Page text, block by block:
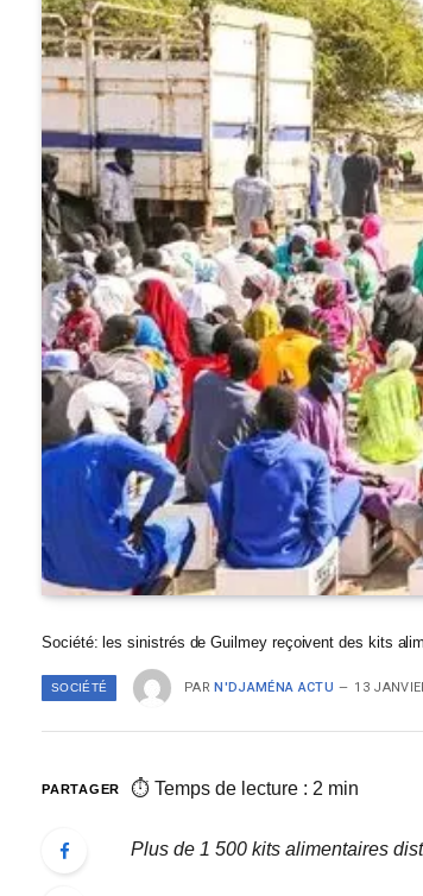
Société: les sinistrés de Guilmey reçoivent des kits
SOCIÉTÉ PAR N'DJAMÉNA ACTU 13
PARTAGER ⏱ Temps de lecture : 2 min
Plus de 1 500 kits alimentaires